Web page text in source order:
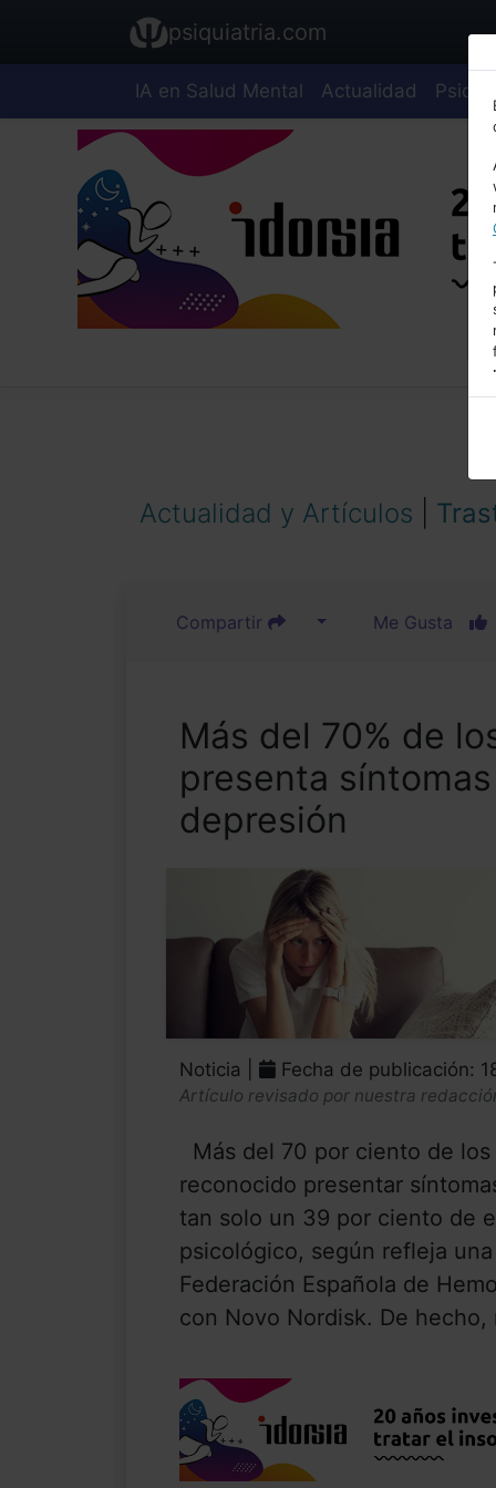
psiquiatria.com
IA en Salud Mental Actualidad
Actualidad y Artículos
Compartir Me Gusta
Más del 70% de
presenta
depresión
Noticia | Fecha de publicación:
Artículo revisado por nuestra
Más del 70 por ciento de
reconocido presentar
tan solo un 39 por ciento de
psicológico, según refleja
Federación Española de
con Novo Nordisk. De hecho,